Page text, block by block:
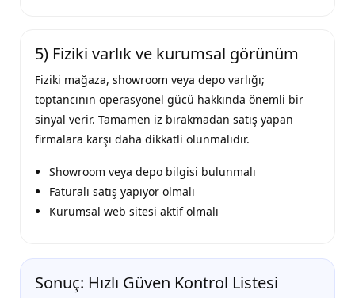
5) Fiziki varlık ve kurumsal görünüm
Fiziki mağaza, showroom veya depo varlığı;
toptancının operasyonel gücü hakkında önemli bir
sinyal verir. Tamamen iz bırakmadan satış yapan
firmalara karşı daha dikkatli olunmalıdır.
Showroom veya depo bilgisi bulunmalı
Faturalı satış yapıyor olmalı
Kurumsal web sitesi aktif olmalı
Sonuç: Hızlı Güven Kontrol Listesi